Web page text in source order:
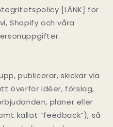
[LÄNK] för
Shopify och våra
publicerar, skickar via
överför idéer, förslag,
planer eller
kallat ”feedback”), så